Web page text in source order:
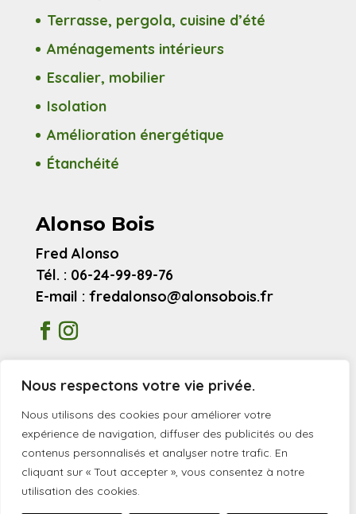
Nous respectons votre vie privée.
Nous utilisons des cookies pour améliorer votre
expérience de navigation, diffuser des publicités ou des
contenus personnalisés et analyser notre trafic. En
cliquant sur « Tout accepter », vous consentez à notre
utilisation des cookies.
Terrasse, pergola, cuisine d’été
Aménagements intérieurs
Escalier, mobilier
Isolation
Amélioration énergétique
Étanchéité
Alonso Bois
Fred Alonso
Tél. : 06-24-99-89-76
E-mail : fredalonso@alonsobois.fr
Mentions légales
Avis clients
© 2026 Alonso Bois